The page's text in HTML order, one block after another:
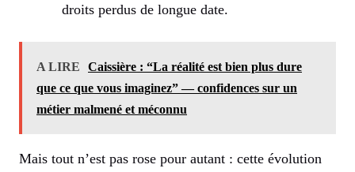
droits perdus de longue date.
A LIRE
Caissière : “La réalité est bien plus dure
que ce que vous imaginez” — confidences sur un
métier malmené et méconnu
Mais tout n’est pas rose pour autant : cette évolution